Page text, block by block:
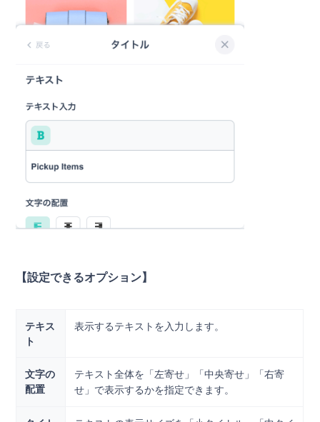
【設定できるオプション】
テキス
ト
表示するテキストを入力します。
文字の
配置
テキスト全体を「左寄せ」「中央寄せ」「右寄
せ」で表示するかを指定できます。